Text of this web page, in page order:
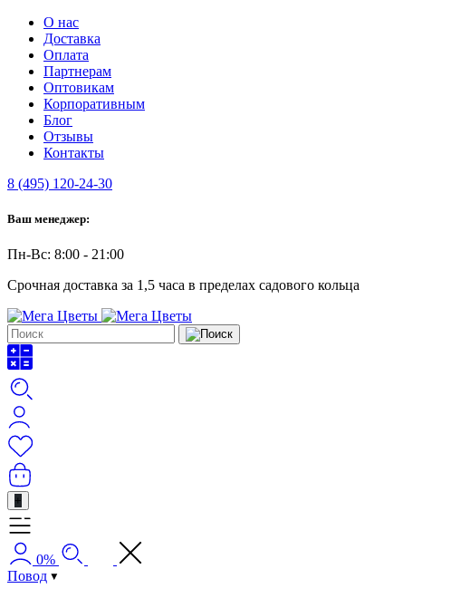
О нас
Доставка
Оплата
Партнерам
Оптовикам
Корпоративным
Блог
Отзывы
Контакты
8 (495) 120-24-30
Ваш менеджер:
Пн-Вс: 8:00 - 21:00
Срочная доставка за 1,5 часа в пределах садового кольца
+
0%
Повод